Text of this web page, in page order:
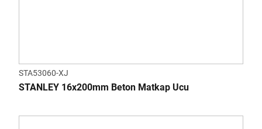
STA53060-XJ
STANLEY 16x200mm Beton Matkap Ucu